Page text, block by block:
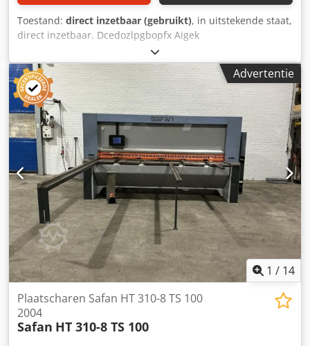
Toestand: direct inzetbaar (gebruikt), in uitstekende staat,
direct inzetbaar. Dcedozlpgbopfx Aigek
Advertentie
1 / 14
Plaatscharen Safan HT 310-8 TS 100
2004
Safan HT 310-8 TS 100